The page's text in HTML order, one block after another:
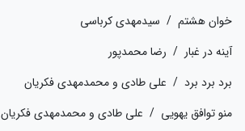
خوان هشتم / سیدمهدی کرباسی
آینه در غبار / رضا محمدپور
برد برد برد / علی طادی و محمدمهدی فکریان
منو توافق یهویی / علی طادی و محمدمهدی فکریان